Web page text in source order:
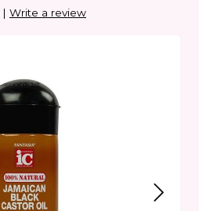
| Write a review